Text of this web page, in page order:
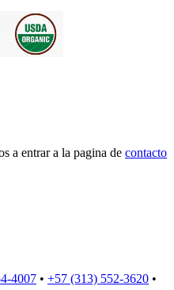
a entrar a la pagina de contacto
4007 • +57 (313) 552-3620 •